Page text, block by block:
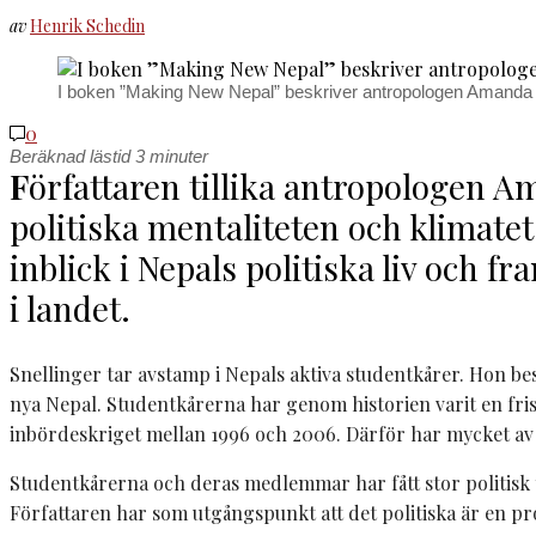
avHenrik Schedin
I boken ”Making New Nepal” beskriver antropologen
0
Beräknad lästid3 minuter
Författaren tillika antropologen
politiska mentaliteten och
inblick i Nepals politiska liv och
i landet.
Snellinger tar avstamp i Nepals aktiva studentkårer. Hon
nya Nepal. Studentkårerna har genom historien varit en
inbördeskriget mellan 1996 och 2006. Därför har mycket
Studentkårerna och deras medlemmar har fått stor
Författaren har som utgångspunkt att det politiska är en